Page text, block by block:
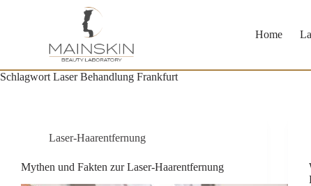
Home
Schlagwort Laser Behandlung Frankfurt
Laser-Haarentfernung
Mythen und Fakten zur Laser-Haarentfernung